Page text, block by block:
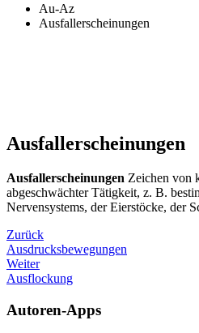
Au-Az
Ausfallerscheinungen
Ausfallerscheinungen
Ausfallerscheinungen Zeichen von
abgeschwächter Tätigkeit, z. B.
Nervensystems, der Eierstöcke, der
Zurück
Ausdrucksbewegungen
Weiter
Ausflockung
Autoren-Apps